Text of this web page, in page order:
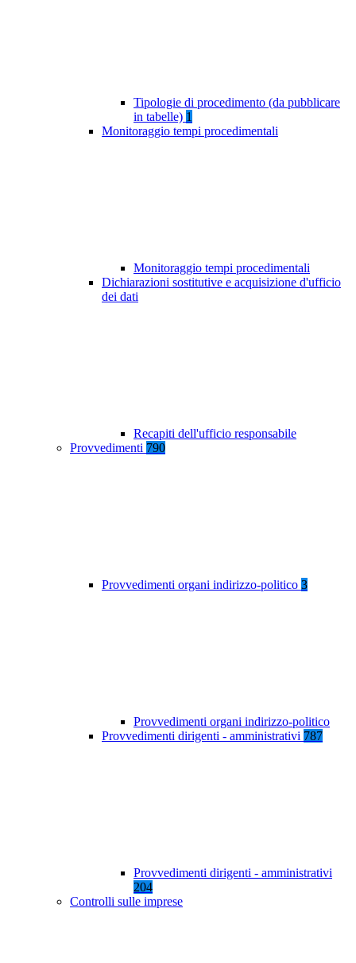
Tipologie di procedimento (da pubblicare
in tabelle) 1
Monitoraggio tempi procedimentali
Monitoraggio tempi procedimentali
Dichiarazioni sostitutive e acquisizione d'ufficio
dei dati
Recapiti dell'ufficio responsabile
Provvedimenti 790
Provvedimenti organi indirizzo-politico 3
Provvedimenti organi indirizzo-politico
Provvedimenti dirigenti - amministrativi 787
Provvedimenti dirigenti - amministrativi
204
Controlli sulle imprese